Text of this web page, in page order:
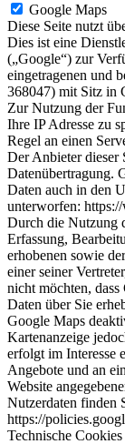
Google Maps
Diese Seite nutzt
Dies ist eine
(„Google“) zur
eingetragenen und
368047) mit Sitz in
Zur Nutzung der
Ihre IP Adresse zu
Regel an einen
Der Anbieter dieser
Datenübertragung.
Daten auch in den
unterworfen:
Durch die Nutzung
Erfassung,
erhobenen sowie
einer seiner
nicht möchten,
Daten über Sie
Google Maps
Kartenanzeige
erfolgt im Interesse
Angebote und an
Website
Nutzerdaten finden
https://
Technische Cookies